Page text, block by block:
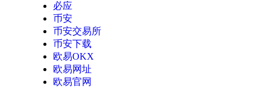
必应
币安
币安交易所
币安下载
欧易OKX
欧易网址
欧易官网